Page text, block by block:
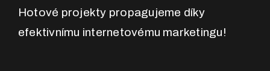
Hotové projekty propagujeme díky
efektivnímu internetovému marketingu!